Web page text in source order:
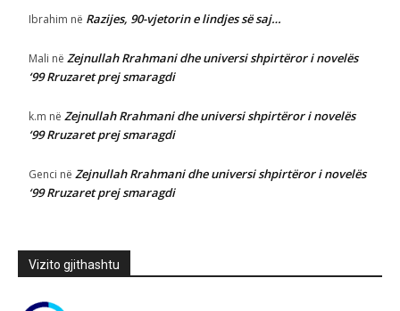
Ibrahim në Razijes, 90-vjetorin e lindjes së saj…
Mali në Zejnullah Rrahmani dhe universi shpirtëror i novelës
‘99 Rruzaret prej smaragdi
k.m në Zejnullah Rrahmani dhe universi shpirtëror i novelës
‘99 Rruzaret prej smaragdi
Genci në Zejnullah Rrahmani dhe universi shpirtëror i novelës
‘99 Rruzaret prej smaragdi
Vizito gjithashtu